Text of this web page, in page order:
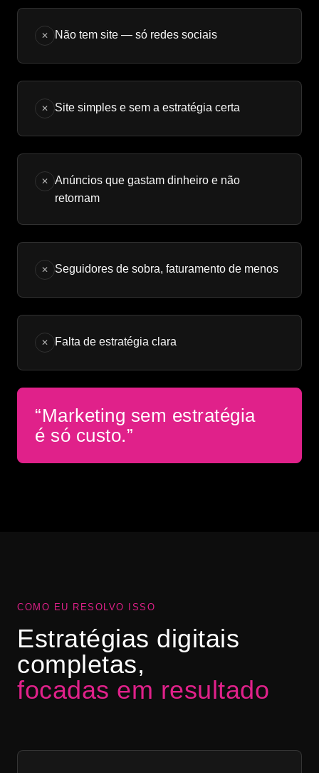
✕ Não tem site — só redes sociais
✕ Site simples e sem a estratégia certa
✕
Anúncios que gastam dinheiro e não
retornam
✕ Seguidores de sobra, faturamento de menos
✕ Falta de estratégia clara
“Marketing sem estratégia
é só custo.”
COMO EU RESOLVO ISSO
Estratégias digitais
completas,
focadas em resultado